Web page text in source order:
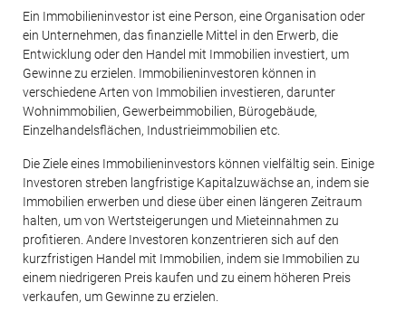
Ein Immobilieninvestor ist eine Person, eine Organisation oder
ein Unternehmen, das finanzielle Mittel in den Erwerb, die
Entwicklung oder den Handel mit Immobilien investiert, um
Gewinne zu erzielen. Immobilieninvestoren können in
verschiedene Arten von Immobilien investieren, darunter
Wohnimmobilien, Gewerbeimmobilien, Bürogebäude,
Einzelhandelsflächen, Industrieimmobilien etc.
Die Ziele eines Immobilieninvestors können vielfältig sein. Einige
Investoren streben langfristige Kapitalzuwächse an, indem sie
Immobilien erwerben und diese über einen längeren Zeitraum
halten, um von Wertsteigerungen und Mieteinnahmen zu
profitieren. Andere Investoren konzentrieren sich auf den
kurzfristigen Handel mit Immobilien, indem sie Immobilien zu
einem niedrigeren Preis kaufen und zu einem höheren Preis
verkaufen, um Gewinne zu erzielen.